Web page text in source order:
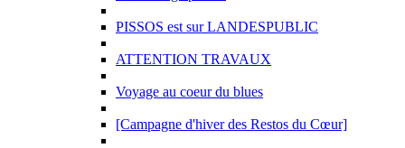
PISSOS est sur LANDESPUBLIC
ATTENTION TRAVAUX
Voyage au coeur du blues
[Campagne d'hiver des Restos du Cœur]